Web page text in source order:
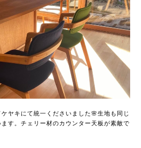
ヤキにて統一くださいました🌸生地も同じ
す。チェリー材のカウンター天板が素敵で